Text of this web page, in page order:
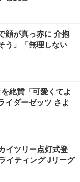
顔が真っ赤に 介抱
う」「無理しない
絶賛「可愛くてよ
イダーゼッツ さよ
イツリー点灯式登
イティング Jリーグ